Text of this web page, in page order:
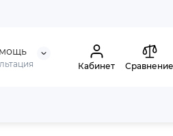
Кабинет Сравнение